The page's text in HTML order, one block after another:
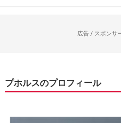
広告 / スポンサ
プホルスのプロフィール